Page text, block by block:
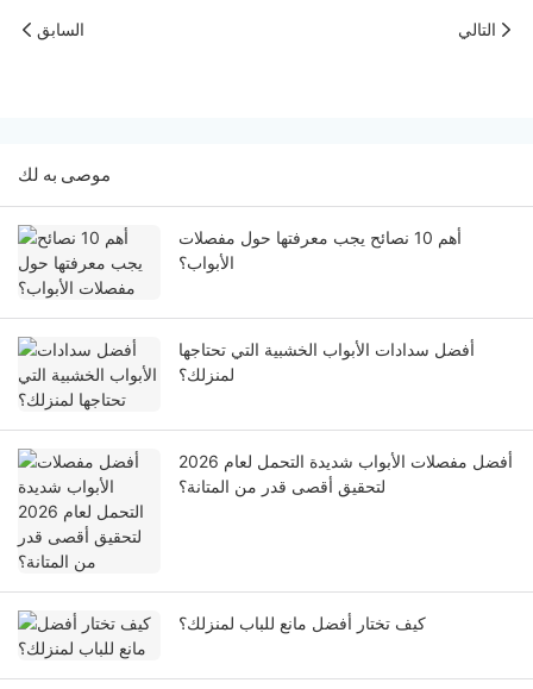
السابق التالي
موصى به لك
أهم 10 نصائح يجب معرفتها حول مفصلات
الأبواب؟
أفضل سدادات الأبواب الخشبية التي تحتاجها
لمنزلك؟
أفضل مفصلات الأبواب شديدة التحمل لعام 2026
لتحقيق أقصى قدر من المتانة؟
كيف تختار أفضل مانع للباب لمنزلك؟